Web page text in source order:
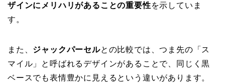
ザインにメリハリがあることの重要性を示していま
す。
また、 ジャックパーセルとの比較では、つま先の「ス
マイル」と呼ばれるデザインがあることで、同じく黒
ベースでも表情豊かに見えるという違いがあります。